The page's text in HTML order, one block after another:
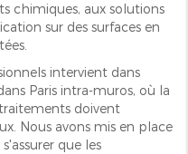
chimiques, aux solutions
sur des surfaces en
intervient dans
Paris intra-muros, où la
doivent
Nous avons mis en place
que les